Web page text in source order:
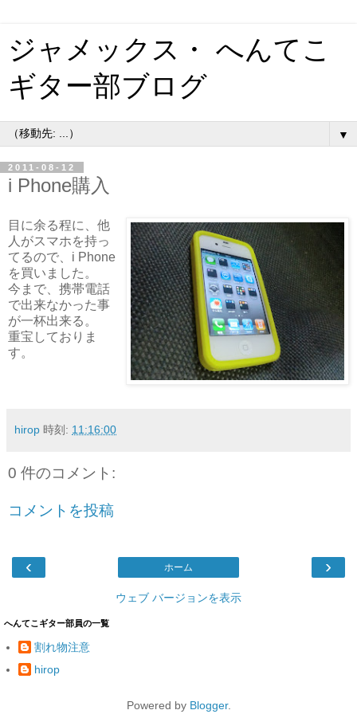
ジャメックス・ へんてこ
ギター部ブログ
▼
2011-08-12
i Phone購入
目に余る程に、他
人がスマホを持っ
てるので、i Phone
を買いました。
今まで、携帯電話
で出来なかった事
が一杯出来る。
重宝しておりま
す。
hirop 時刻: 11:16:00
0 件のコメント:
コメントを投稿
‹ ›
ホーム
ウェブ バージョンを表示
へんてこギター部員の一覧
割れ物注意
hirop
Powered by Blogger.